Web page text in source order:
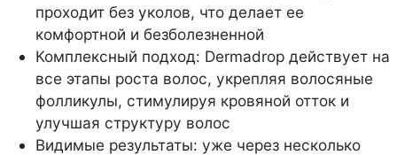
проходит без уколов, что делает ее
комфортной и безболезненной
Комплексный подход: Dermadrop действует на
все этапы роста волос, укрепляя волосяные
фолликулы, стимулируя кровяной отток и
улучшая структуру волос
Видимые результаты: уже через несколько